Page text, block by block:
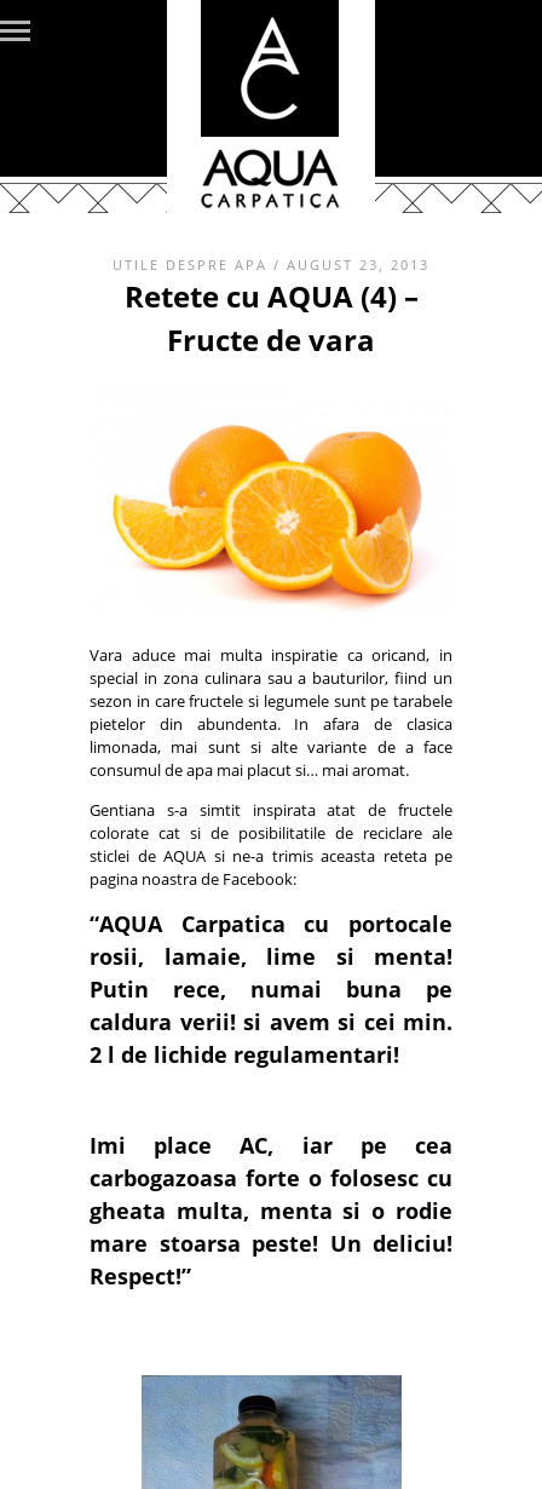
UTILE DESPRE APA / AUGUST 23, 2013
Retete cu AQUA (4) –
Fructe de vara
Vara aduce mai multa inspiratie ca oricand, in
special in zona culinara sau a bauturilor, fiind un
sezon in care fructele si legumele sunt pe tarabele
pietelor din abundenta. In afara de clasica
limonada, mai sunt si alte variante de a face
consumul de apa mai placut si… mai aromat.
Gentiana s-a simtit inspirata atat de fructele
colorate cat si de posibilitatile de reciclare ale
sticlei de AQUA si ne-a trimis aceasta reteta pe
pagina noastra de Facebook:
“AQUA Carpatica cu portocale
rosii, lamaie, lime si menta!
Putin rece, numai buna pe
caldura verii! si avem si cei min.
2 l de lichide regulamentari!
Imi place AC, iar pe cea
carbogazoasa forte o folosesc cu
gheata multa, menta si o rodie
mare stoarsa peste! Un deliciu!
Respect!”